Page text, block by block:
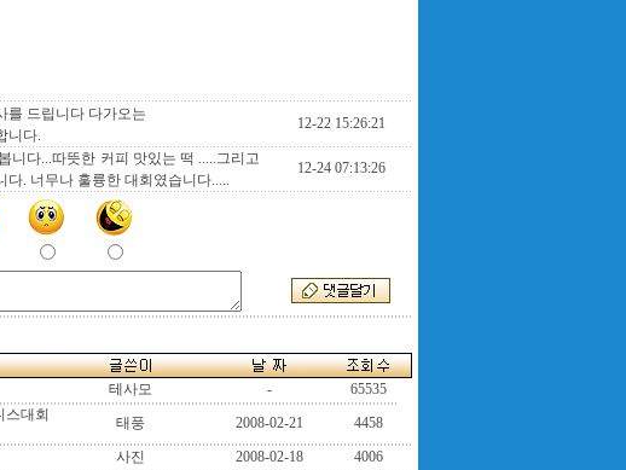
를 드립니다 다가오는
니다.
12-22 15:26:21
니다...따뜻한 커피 맛있는 떡 .....그리고
. 너무나 훌륭한 대회였습니다.....
12-24 07:13:26
테사모 -
65535
대회
태풍 2008-02-21
4458
사진 2008-02-18
4006